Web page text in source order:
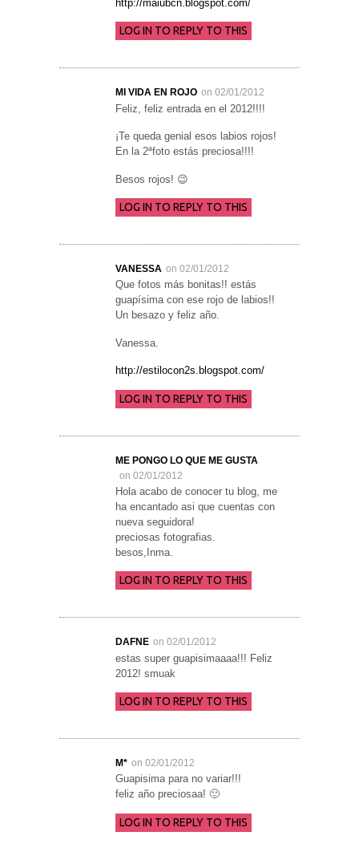
http://maiubcn.blogspot.com/
LOG IN TO REPLY TO THIS
MI VIDA EN ROJO on 02/01/2012
Feliz, feliz entrada en el 2012!!!!
¡Te queda genial esos labios rojos!
En la 2ªfoto estás preciosa!!!!
Besos rojos! 😉
LOG IN TO REPLY TO THIS
VANESSA on 02/01/2012
Que fotos más bonitas!! estás
guapísima con ese rojo de labios!!
Un besazo y feliz año.
Vanessa.
http://estilocon2s.blogspot.com/
LOG IN TO REPLY TO THIS
ME PONGO LO QUE ME GUSTA
on 02/01/2012
Hola acabo de conocer tu blog, me
ha encantado asi que cuentas con
nueva seguidora!
preciosas fotografias.
besos,Inma.
LOG IN TO REPLY TO THIS
DAFNE on 02/01/2012
estas super guapisimaaaa!!! Feliz
2012! smuak
LOG IN TO REPLY TO THIS
M* on 02/01/2012
Guapisima para no variar!!!
feliz año preciosaa! 🙂
LOG IN TO REPLY TO THIS